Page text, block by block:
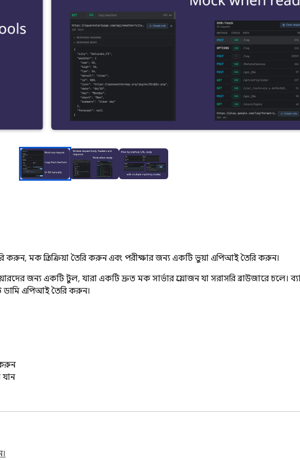
মক প্রতিক্রিয়া তৈরি করুন এবং পরীক্ষার জন্য একটি ভুয়া এপিআই তৈরি করুন।
জন্য একটি টুল, যারা একটি দ্রুত মক সার্ভার প্রয়োজন যা সরাসরি ব্রাউজারে চলে।
ডামি এপিআই তৈরি করুন।
করুন
ফলাফল প্রয়োজন।